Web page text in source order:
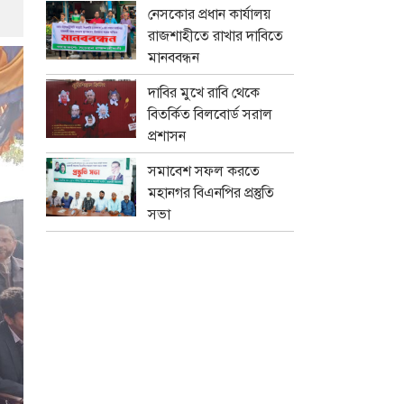
নেসকোর প্রধান কার্যালয়
রাজশাহীতে রাখার দাবিতে
মানববন্ধন
দাবির মুখে রাবি থেকে
বিতর্কিত বিলবোর্ড সরাল
প্রশাসন
সমাবেশ সফল করতে
মহানগর বিএনপির প্রস্তুতি
সভা